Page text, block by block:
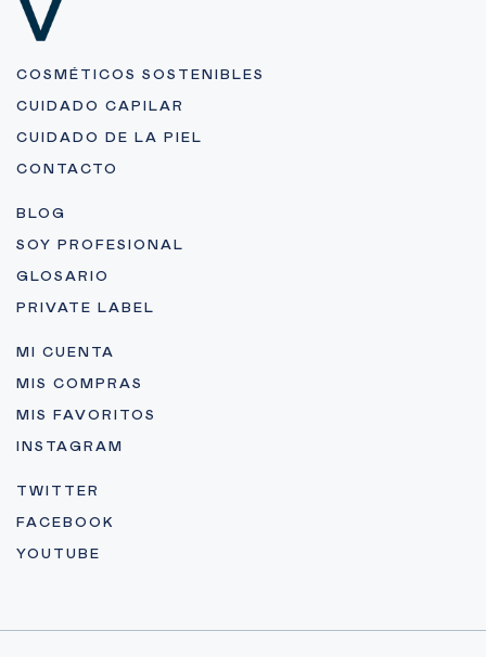
COSMÉTICOS SOSTENIBLES
CUIDADO CAPILAR
CUIDADO DE LA PIEL
CONTACTO
BLOG
SOY PROFESIONAL
GLOSARIO
PRIVATE LABEL
MI CUENTA
MIS COMPRAS
MIS FAVORITOS
INSTAGRAM
TWITTER
FACEBOOK
YOUTUBE